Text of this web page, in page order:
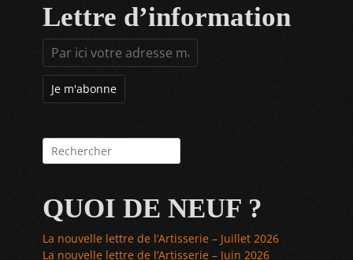
Lettre d’information
Rechercher :
QUOI DE NEUF ?
La nouvelle lettre de l’Artisserie – Juillet 2026
La nouvelle lettre de l’Artisserie – Juin 2026